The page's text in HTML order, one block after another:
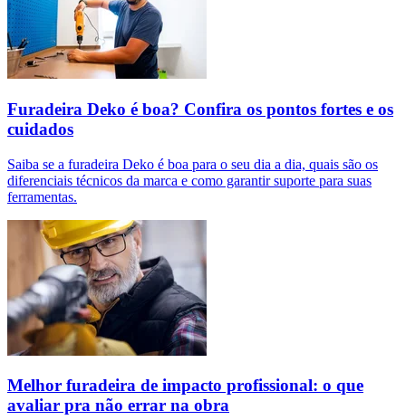
Furadeira Deko é boa? Confira os pontos fortes e os
cuidados
Saiba se a furadeira Deko é boa para o seu dia a dia, quais são os
diferenciais técnicos da marca e como garantir suporte para suas
ferramentas.
Melhor furadeira de impacto profissional: o que
avaliar pra não errar na obra